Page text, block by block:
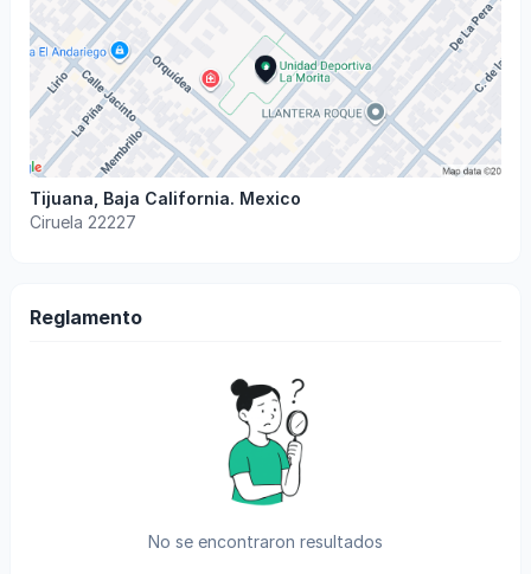
Tijuana Baja California. Mexico
Ciruela 22227
Reglamento
No se encontraron resultados